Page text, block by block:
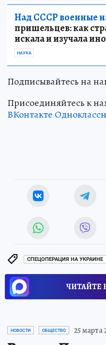
Над СССР военные
пришельцев: как
искала и изучала
НАУКА
Подписывайтесь на
Присоединяйтесь к
ВКонтакте
СПЕЦОПЕРАЦИЯ НА УКРАИНЕ
ЧИТАЙТЕ
НОВОСТИ ОБЩЕСТВО 25 марта